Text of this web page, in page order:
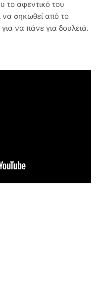
το αφεντικό του
να σηκωθεί από το
να πάνε για δουλειά.